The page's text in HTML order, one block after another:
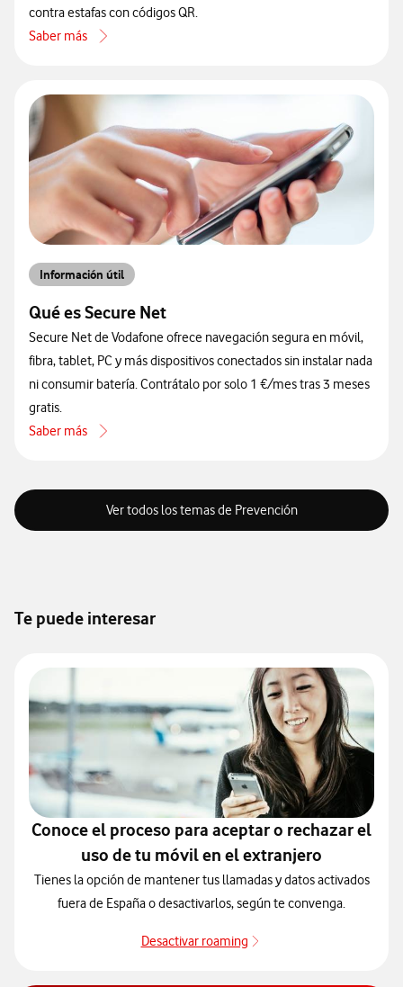
contra estafas con códigos QR.
Saber más
acerca de Qué es el fraude por QRshing y cómo evitarlo
Información útil
Qué es Secure Net
Secure Net de Vodafone ofrece navegación segura en móvil,
fibra, tablet, PC y más dispositivos conectados sin instalar nada
ni consumir batería. Contrátalo por solo 1 €/mes tras 3 meses
gratis.
Saber más
acerca de Qué es Secure Net
Ver todos los temas de Prevención
Te puede interesar
Conoce el proceso para aceptar o rechazar el
uso de tu móvil en el extranjero
Tienes la opción de mantener tus llamadas y datos activados
fuera de España o desactivarlos, según te convenga.
Desactivar roaming